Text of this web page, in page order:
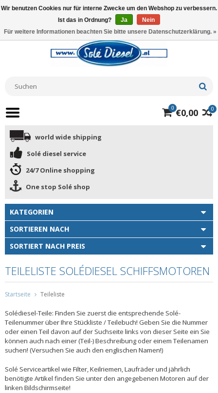
0
0 €0,00
world wide shipping
Solé diesel service
24/7 Online shopping
One stop Solé shop
KATEGORIEN
SORTIEREN NACH
SORTIERT NACH PREIS
TEILELISTE SOLÉDIESEL SCHIFFSMOTOREN
Startseite Teileliste
Solédiesel-Teile: Finden Sie zuerst die entsprechende Solé-
Teilenummer über Ihre Stückliste / Teilebuch! Geben Sie die Nummer
oder einen Teil davon auf der Suchseite links von dieser Seite ein Sie
können auch nach einer (Teil-) Beschreibung oder einem Teilenamen
suchen! (Versuchen Sie auch den englischen Namen!)
Solé Serviceartikel wie Filter, Keilriemen, Laufräder und jährlich
benötigte Artikel finden Sie unter den angegebenen Motoren auf der
linken Bildschirmseite!
Wir benutzen Cookies nur für interne Zwecke um den Webshop zu verbessern.
Ist das in Ordnung?
Ja
Nein
Für weitere Informationen beachten Sie bitte unsere Datenschutzerklärung. »